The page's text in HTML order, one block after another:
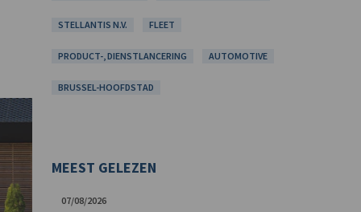
STELLANTIS N.V. FLEET
PRODUCT-, DIENSTLANCERING AUTOMOTIVE
BRUSSEL-HOOFDSTAD
MEEST GELEZEN
07/08/2026